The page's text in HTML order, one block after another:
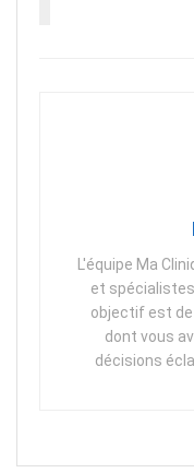
L'équipe Ma
et
objectif est
dont vous
décisions